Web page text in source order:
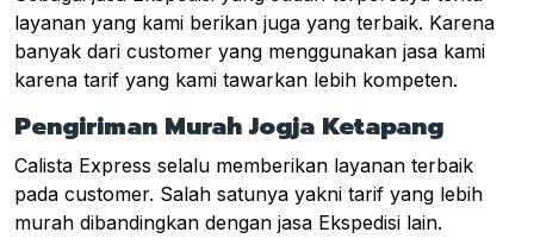
layanan yang kami berikan juga yang terbaik. Karena
banyak dari customer yang menggunakan jasa kami
karena tarif yang kami tawarkan lebih kompeten.
Pengiriman Murah Jogja Ketapang
Calista Express selalu memberikan layanan terbaik
pada customer. Salah satunya yakni tarif yang lebih
murah dibandingkan dengan jasa Ekspedisi lain.